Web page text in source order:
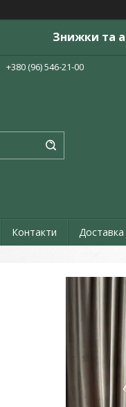
Знижки та
+380 (96) 546-21-00
Контакти